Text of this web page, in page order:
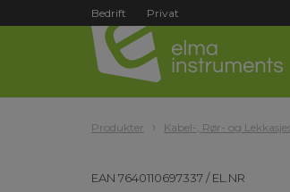
Bedrift Privat
Produkter Kabel-, Rør- og
EAN 7640110697337/EL.NR